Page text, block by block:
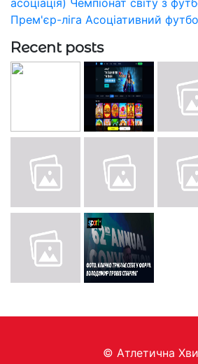
асоціація) Чемпіонат світу з
Прем'єр-ліга Асоціативний
Recent posts
© Aтлетична